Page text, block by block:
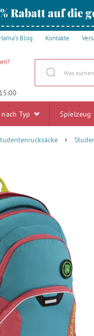
Rabatt auf die
Blog Kontakte
Typ